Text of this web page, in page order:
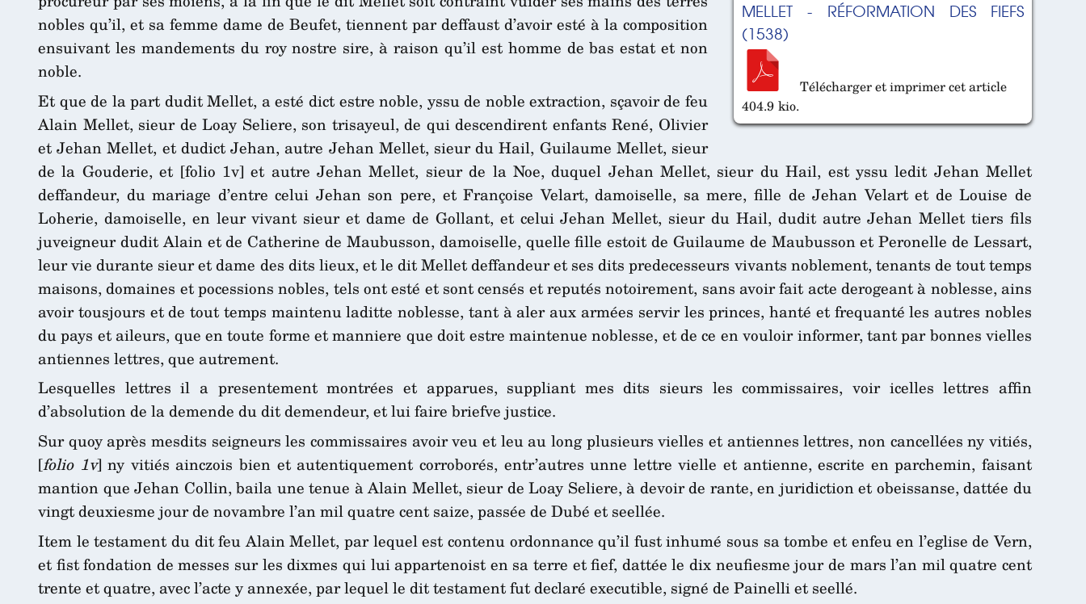
MELLET - RÉFORMATION DES FIEFS
(1538)
Télécharger et imprimer cet article
404.9 kio.
nobles qu’il, et sa femme dame de Beufet, tiennent par deffaust d’avoir esté à la composition
ensuivant les mandements du roy nostre sire, à raison qu’il est homme de bas estat et non
noble.
Et que de la part dudit Mellet, a esté dict estre noble, yssu de noble extraction, sçavoir de feu
Alain Mellet, sieur de Loay Seliere, son trisayeul, de qui descendirent enfants René, Olivier
et Jehan Mellet, et dudict Jehan, autre Jehan Mellet, sieur du Hail, Guilaume Mellet, sieur
de la Gouderie, et [folio 1v] et autre Jehan Mellet, sieur de la Noe, duquel Jehan Mellet, sieur du Hail, est yssu ledit Jehan Mellet
deffandeur, du mariage d’entre celui Jehan son pere, et Françoise Velart, damoiselle, sa mere, fille de Jehan Velart et de Louise de
Loherie, damoiselle, en leur vivant sieur et dame de Gollant, et celui Jehan Mellet, sieur du Hail, dudit autre Jehan Mellet tiers fils
juveigneur dudit Alain et de Catherine de Maubusson, damoiselle, quelle fille estoit de Guilaume de Maubusson et Peronelle de Lessart,
leur vie durante sieur et dame des dits lieux, et le dit Mellet deffandeur et ses dits predecesseurs vivants noblement, tenants de tout temps
maisons, domaines et pocessions nobles, tels ont esté et sont censés et reputés notoirement, sans avoir fait acte derogeant à noblesse, ains
avoir tousjours et de tout temps maintenu laditte noblesse, tant à aler aux armées servir les princes, hanté et frequanté les autres nobles
du pays et aileurs, que en toute forme et manniere que doit estre maintenue noblesse, et de ce en vouloir informer, tant par bonnes vielles
antiennes lettres, que autrement.
Lesquelles lettres il a presentement montrées et apparues, suppliant mes dits sieurs les commissaires, voir icelles lettres affin
d’absolution de la demende du dit demendeur, et lui faire briefve justice.
Sur quoy après mesdits seigneurs les commissaires avoir veu et leu au long plusieurs vielles et antiennes lettres, non cancellées ny vitiés,
[folio 1v] ny vitiés ainczois bien et autentiquement corroborés, entr’autres unne lettre vielle et antienne, escrite en parchemin, faisant
mantion que Jehan Collin, baila une tenue à Alain Mellet, sieur de Loay Seliere, à devoir de rante, en juridiction et obeissanse, dattée du
vingt deuxiesme jour de novambre l’an mil quatre cent saize, passée de Dubé et seellée.
Item le testament du dit feu Alain Mellet, par lequel est contenu ordonnance qu’il fust inhumé sous sa tombe et enfeu en l’eglise de Vern,
et fist fondation de messes sur les dixmes qui lui appartenoist en sa terre et fief, dattée le dix neufiesme jour de mars l’an mil quatre cent
trente et quatre, avec l’acte y annexée, par lequel le dit testament fut declaré executible, signé de Painelli et seellé.